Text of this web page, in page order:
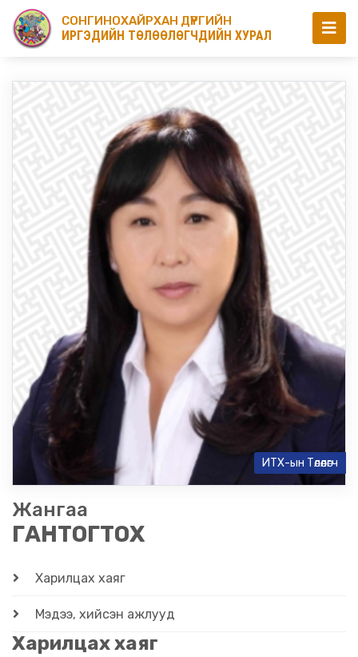
СОНГИНОХАЙРХАН ДҮҮРГИЙН
ИРГЭДИЙН ТӨЛӨӨЛӨГЧДИЙН ХУРАЛ
ИТХ-ын Төлөөлөгч
Жангаа
ГАНТОГТОХ
Харилцах хаяг
Мэдээ, хийсэн ажлууд
Харилцах хаяг